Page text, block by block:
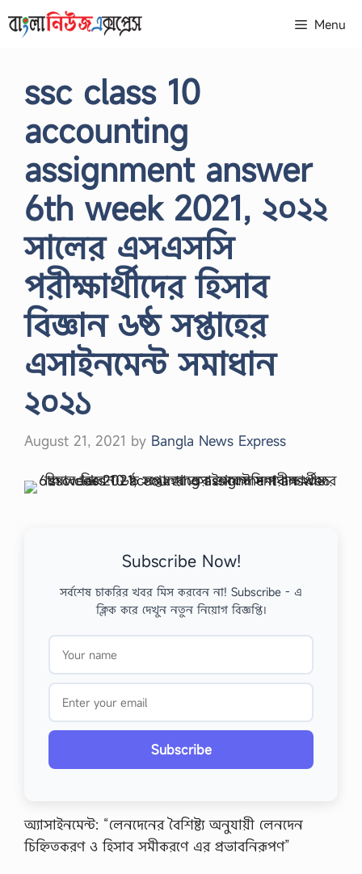
to
Menu
ssc class 10
accounting
assignment answer
6th week 2021, ২০২২
সালের এসএসসি
পরীক্ষার্থীদের হিসাব
বিজ্ঞান ৬ষ্ঠ সপ্তাহের
এসাইনমেন্ট সমাধান
২০২১
August 21, 2021 by Bangla News Express
Subscribe Now!
সর্বশেষ চাকরির খবর মিস করবেন না! Subscribe - এ
ক্লিক করে দেখুন নতুন নিয়োগ বিজ্ঞপ্তি।
Subscribe
অ্যাসাইনমেন্ট: “লেনদেনের বৈশিষ্ট্য অনুযায়ী লেনদেন
চিহ্নিতকরণ ও হিসাব সমীকরণে এর প্রভাবনিরূপণ”